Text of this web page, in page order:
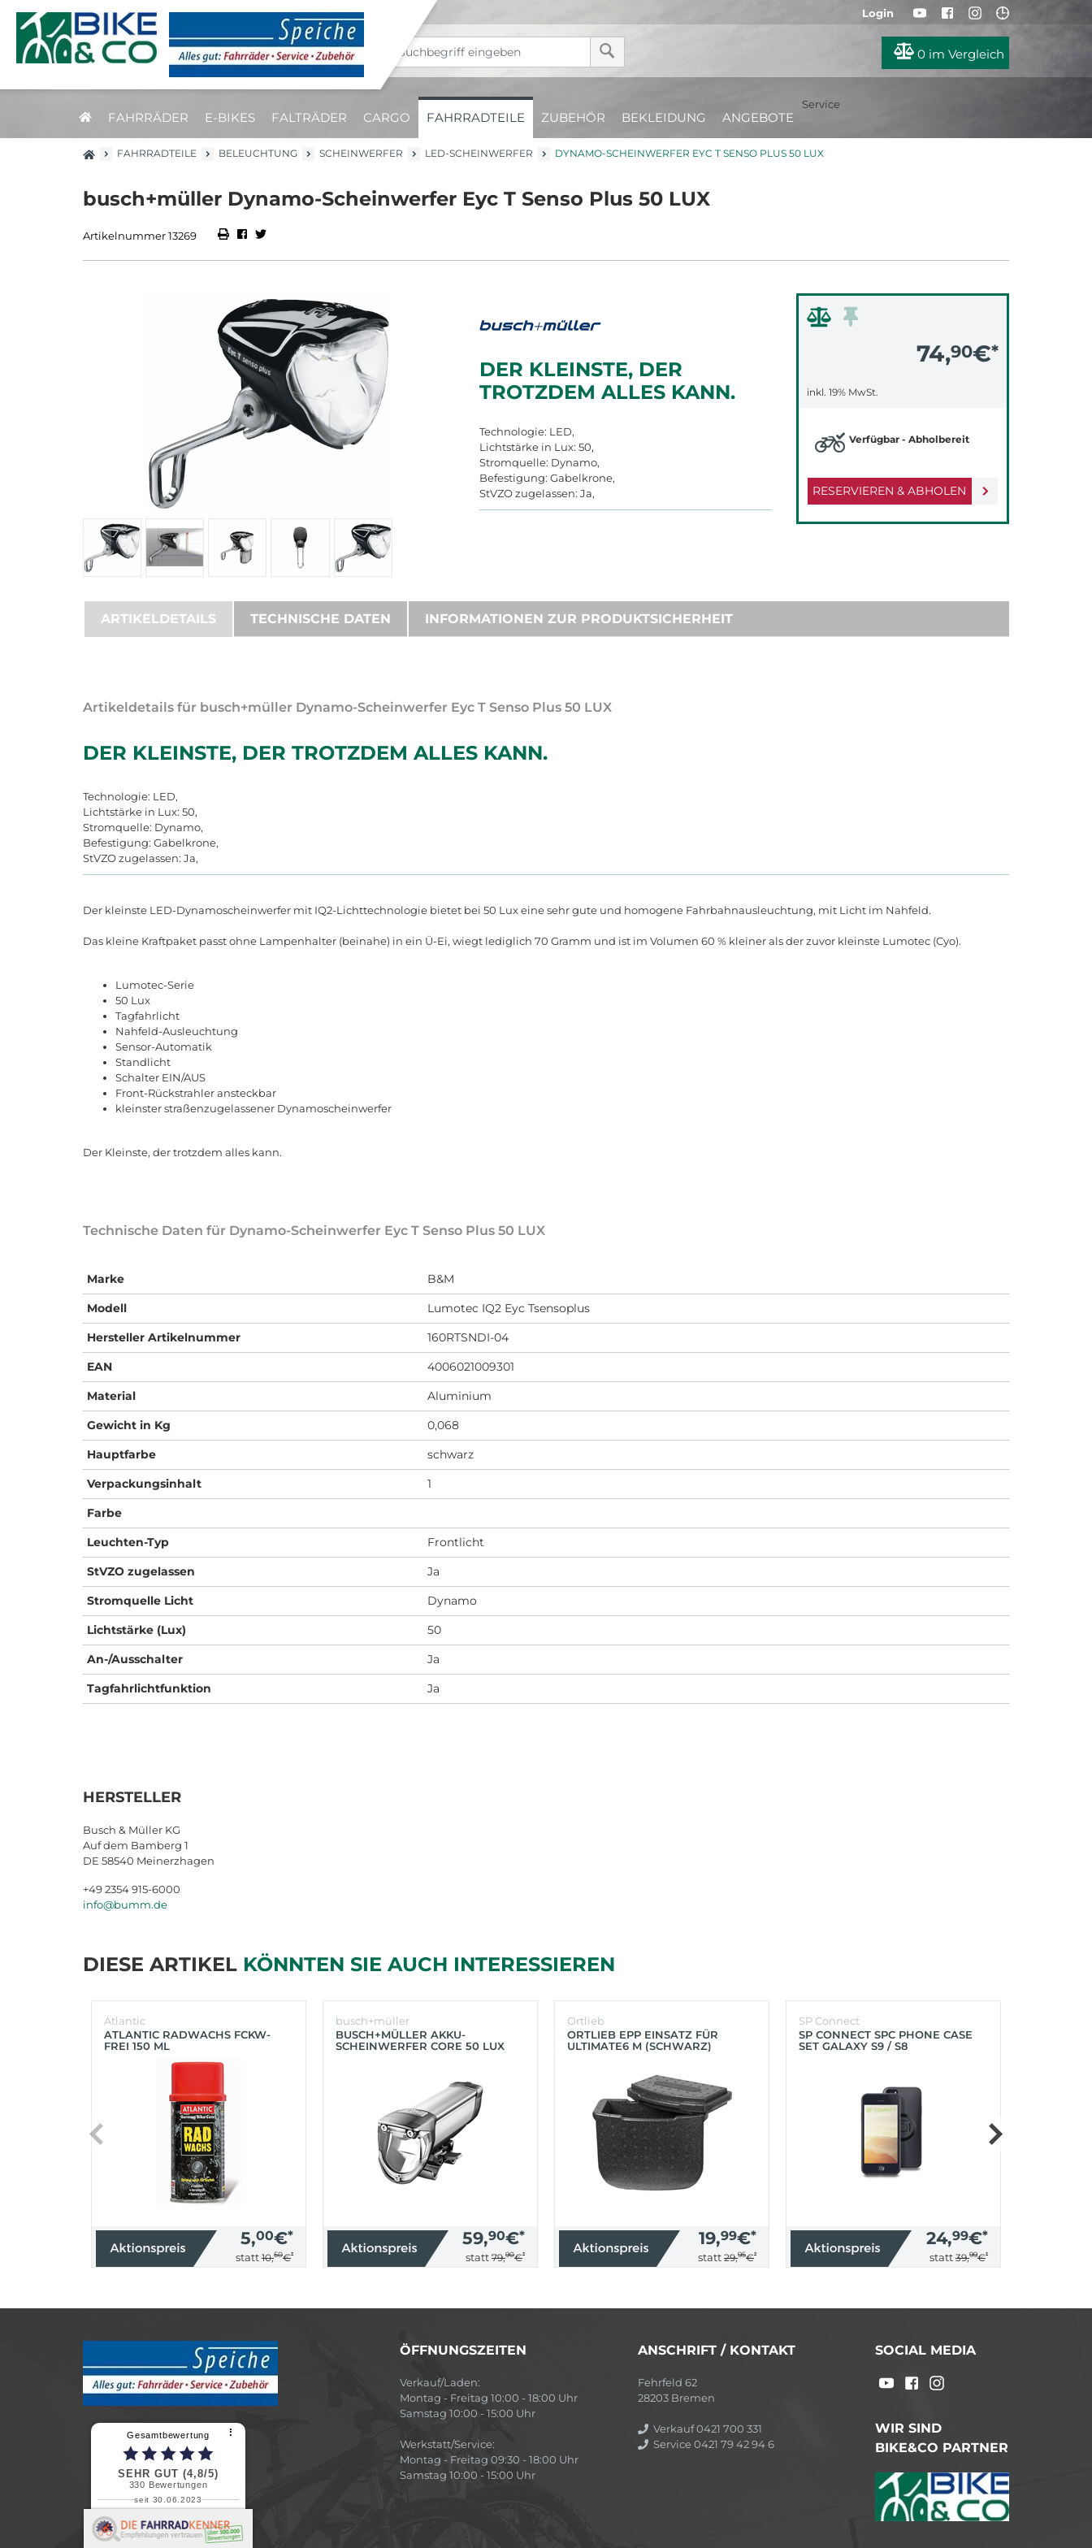
Login
0 im Vergleich
FAHRRÄDER E-BIKES FALTRÄDER CARGO FAHRRADTEILE ZUBEHÖR BEKLEIDUNG ANGEBOTE
Service
FAHRRADTEILE BELEUCHTUNG SCHEINWERFER LED-SCHEINWERFER DYNAMO-SCHEINWERFER EYC T SENSO PLUS 50 LUX
busch+müller Dynamo-Scheinwerfer Eyc T Senso Plus 50 LUX
Artikelnummer 13269
74,90€*
inkl. 19% MwSt.
RESERVIEREN & ABHOLEN
Verfügbar - Abholbereit
DER KLEINSTE, DER
TROTZDEM ALLES KANN.
Technologie: LED,
Lichtstärke in Lux: 50,
Stromquelle: Dynamo,
Befestigung: Gabelkrone,
StVZO zugelassen: Ja,
ARTIKELDETAILS TECHNISCHE DATEN INFORMATIONEN ZUR PRODUKTSICHERHEIT
Artikeldetails für busch+müller Dynamo-Scheinwerfer Eyc T Senso Plus 50 LUX
DER KLEINSTE, DER TROTZDEM ALLES KANN.
Technologie: LED,
Lichtstärke in Lux: 50,
Stromquelle: Dynamo,
Befestigung: Gabelkrone,
StVZO zugelassen: Ja,
Der kleinste LED-Dynamoscheinwerfer mit IQ2-Lichttechnologie bietet bei 50 Lux eine sehr gute und homogene Fahrbahnausleuchtung, mit Licht im Nahfeld.
Das kleine Kraftpaket passt ohne Lampenhalter (beinahe) in ein Ü-Ei, wiegt lediglich 70 Gramm und ist im Volumen 60 % kleiner als der zuvor kleinste Lumotec (Cyo).
Lumotec-Serie
50 Lux
Tagfahrlicht
Nahfeld-Ausleuchtung
Sensor-Automatik
Standlicht
Schalter EIN/AUS
Front-Rückstrahler ansteckbar
kleinster straßenzugelassener Dynamoscheinwerfer
Der Kleinste, der trotzdem alles kann.
Technische Daten für Dynamo-Scheinwerfer Eyc T Senso Plus 50 LUX
Marke
B&M
Modell
Lumotec IQ2 Eyc Tsensoplus
Hersteller Artikelnummer
160RTSNDI-04
EAN
4006021009301
Material
Aluminium
Gewicht in Kg
0,068
Hauptfarbe
schwarz
Verpackungsinhalt
1
Farbe
Leuchten-Typ
Frontlicht
StVZO zugelassen
Ja
Stromquelle Licht
Dynamo
Lichtstärke (Lux)
50
An-/Ausschalter
Ja
Tagfahrlichtfunktion
Ja
HERSTELLER
Busch & Müller KG
Auf dem Bamberg 1
DE 58540 Meinerzhagen
+49 2354 915-6000
info@bumm.de
DIESE ARTIKEL KÖNNTEN SIE AUCH INTERESSIEREN
Atlantic
ATLANTIC RADWACHS FCKW-
FREI 150 ML
5,00€*
statt 10,50€*
busch+müller
BUSCH+MÜLLER AKKU-
SCHEINWERFER CORE 50 LUX
59,90€*
statt 79,90€*
Ortlieb
ORTLIEB EPP EINSATZ FÜR
ULTIMATE6 M (SCHWARZ)
19,99€*
statt 29,95€*
SP Connect
SP CONNECT SPC PHONE CASE
SET GALAXY S9 / S8
24,99€*
statt 39,99€*
Gesamtbewertung ⠇
SEHR GUT (4,8/5)
330 Bewertungen
seit 30.06.2023
Renate H.
Vielen Dank für ein herzliches
ÖFFNUNGSZEITEN
Verkauf/Laden:
Montag - Freitag 10:00 - 18:00 Uhr
Samstag 10:00 - 15:00 Uhr
Werkstatt/Service:
Montag - Freitag 09:30 - 18:00 Uhr
Samstag 10:00 - 15:00 Uhr
ANSCHRIFT / KONTAKT
Fehrfeld 62
28203 Bremen
Verkauf 0421 700 331
Service 0421 79 42 94 6
SOCIAL MEDIA
WIR SIND
BIKE&CO PARTNER